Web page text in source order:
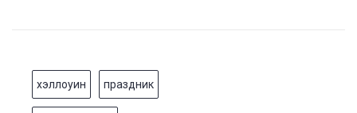
хэллоуин праздник